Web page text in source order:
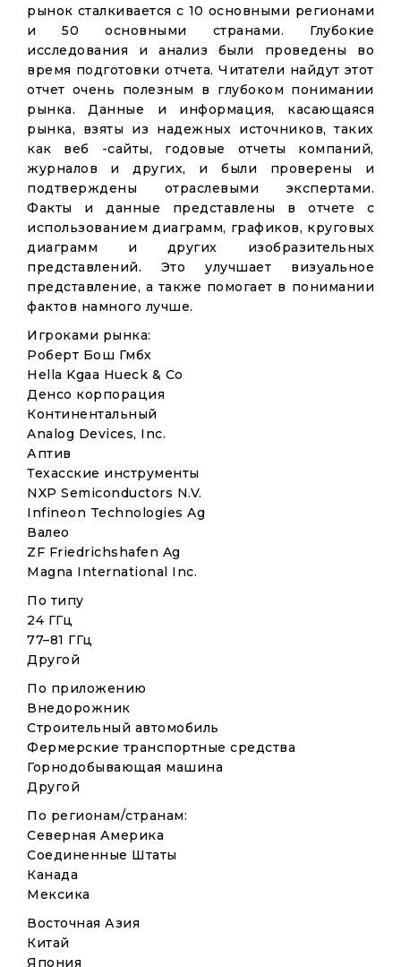
рынок сталкивается с 10 основными регионами
и 50 основными странами. Глубокие
исследования и анализ были проведены во
время подготовки отчета. Читатели найдут этот
отчет очень полезным в глубоком понимании
рынка. Данные и информация, касающаяся
рынка, взяты из надежных источников, таких
как веб -сайты, годовые отчеты компаний,
журналов и других, и были проверены и
подтверждены отраслевыми экспертами.
Факты и данные представлены в отчете с
использованием диаграмм, графиков, круговых
диаграмм и других изобразительных
представлений. Это улучшает визуальное
представление, а также помогает в понимании
фактов намного лучше.
Игроками рынка:
Роберт Бош Гмбх
Hella Kgaa Hueck & Co
Денсо корпорация
Континентальный
Analog Devices, Inc.
Аптив
Техасские инструменты
NXP Semiconductors N.V.
Infineon Technologies Ag
Валео
ZF Friedrichshafen Ag
Magna International Inc.
По типу
24 ГГц
77–81 ГГц
Другой
По приложению
Внедорожник
Строительный автомобиль
Фермерские транспортные средства
Горнодобывающая машина
Другой
По регионам/странам:
Северная Америка
Соединенные Штаты
Канада
Мексика
Восточная Азия
Китай
Япония